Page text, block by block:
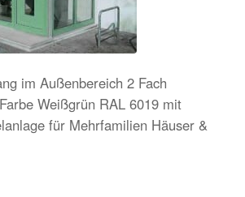
im Außenbereich 2 Fach
Weißgrün RAL 6019 mit
für Mehrfamilien Häuser &